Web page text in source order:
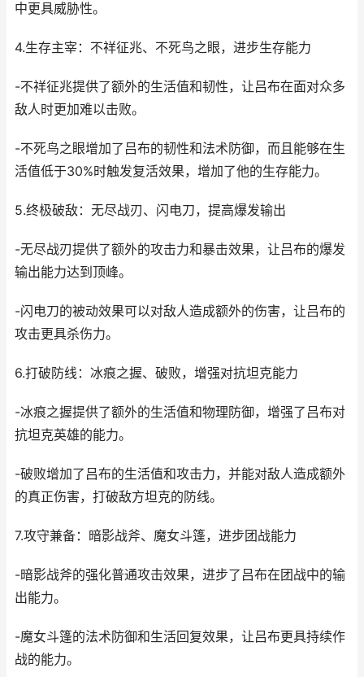
中更具威胁性。
4.生存主宰：不祥征兆、不死鸟之眼，进步生存能力
-不祥征兆提供了额外的生活值和韧性，让吕布在面对众多
敌人时更加难以击败。
-不死鸟之眼增加了吕布的韧性和法术防御，而且能够在生
活值低于30%时触发复活效果，增加了他的生存能力。
5.终极破敌：无尽战刃、闪电刀，提高爆发输出
-无尽战刃提供了额外的攻击力和暴击效果，让吕布的爆发
输出能力达到顶峰。
-闪电刀的被动效果可以对敌人造成额外的伤害，让吕布的
攻击更具杀伤力。
6.打破防线：冰痕之握、破败，增强对抗坦克能力
-冰痕之握提供了额外的生活值和物理防御，增强了吕布对
抗坦克英雄的能力。
-破败增加了吕布的生活值和攻击力，并能对敌人造成额外
的真正伤害，打破敌方坦克的防线。
7.攻守兼备：暗影战斧、魔女斗篷，进步团战能力
-暗影战斧的强化普通攻击效果，进步了吕布在团战中的输
出能力。
-魔女斗篷的法术防御和生活回复效果，让吕布更具持续作
战的能力。